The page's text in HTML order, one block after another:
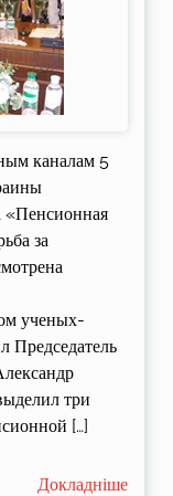
каналам 5
«Пенсионная
за
ученых-
Председатель
три
[…]
Докладніше